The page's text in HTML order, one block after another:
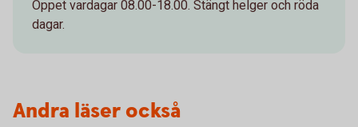
Öppet vardagar 08.00-18.00. Stängt helger och röda
dagar.
Andra läser också